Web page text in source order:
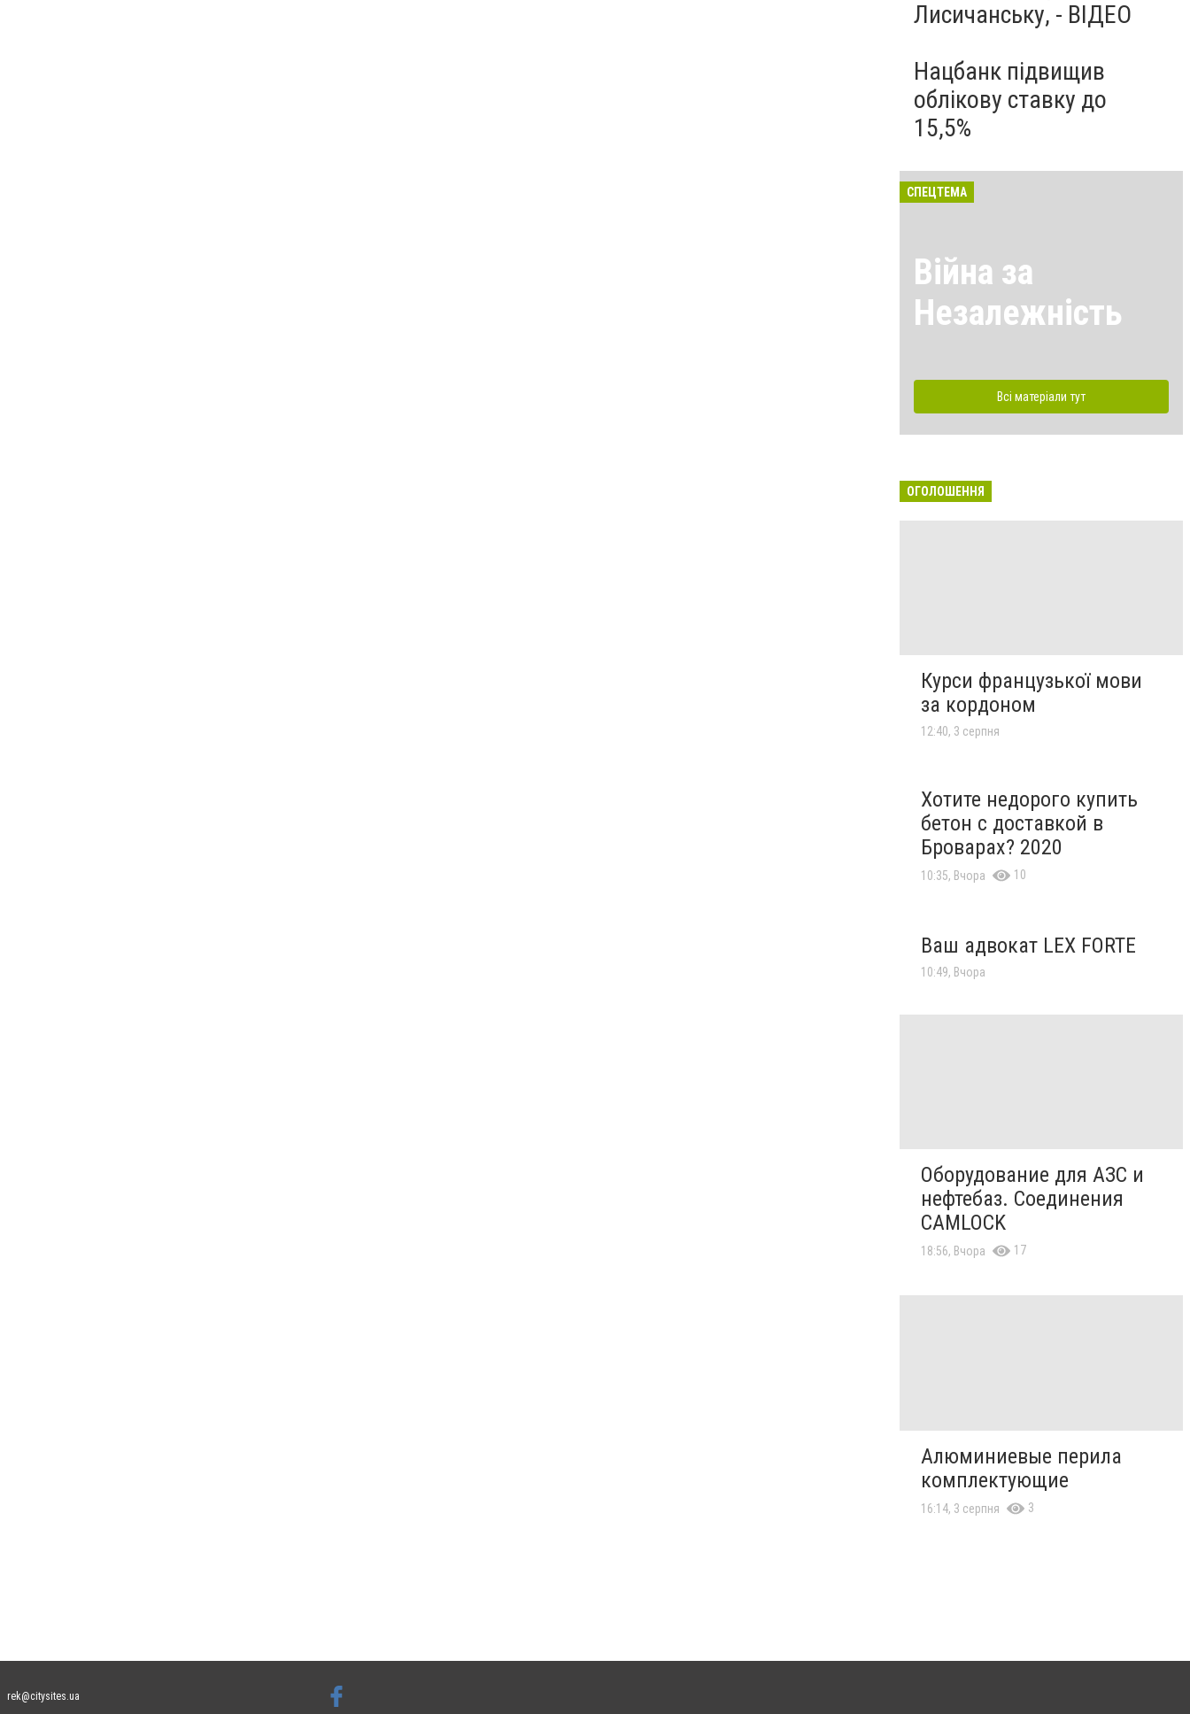
Лисичанську, - ВІДЕО
Нацбанк підвищив
облікову ставку до
15,5%
СПЕЦТЕМА
Війна за
Незалежність
Всі матеріали тут
ОГОЛОШЕННЯ
Курси французької мови
за кордоном
12:40, 3 серпня
Хотите недорого купить
бетон с доставкой в
Броварах? 2020
10:35, Вчора 10
Ваш адвокат LEX FORTE
10:49, Вчора
Оборудование для АЗС и
нефтебаз. Соединения
CAMLOCK
18:56, Вчора 17
Алюминиевые перила
комплектующие
16:14, 3 серпня 3
rek@citysites.ua